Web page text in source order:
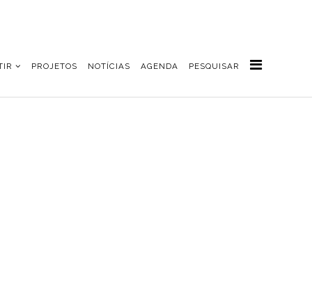
PROJETOS NOTÍCIAS AGENDA PESQUISAR